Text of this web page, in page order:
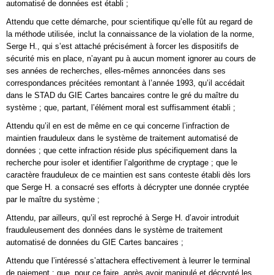
automatisé de données est établi ;
Attendu que cette démarche, pour scientifique qu’elle fût au regard de
la méthode utilisée, inclut la connaissance de la violation de la norme,
Serge H., qui s’est attaché précisément à forcer les dispositifs de
sécurité mis en place, n’ayant pu à aucun moment ignorer au cours de
ses années de recherches, elles-mêmes annoncées dans ses
correspondances précitées remontant à l’année 1993, qu’il accédait
dans le STAD du GIE Cartes bancaires contre le gré du maître du
système ; que, partant, l’élément moral est suffisamment établi ;
Attendu qu’il en est de même en ce qui concerne l’infraction de
maintien frauduleux dans le système de traitement automatisé de
données ; que cette infraction réside plus spécifiquement dans la
recherche pour isoler et identifier l’algorithme de cryptage ; que le
caractère frauduleux de ce maintien est sans conteste établi dès lors
que Serge H. a consacré ses efforts à décrypter une donnée cryptée
par le maître du système ;
Attendu, par ailleurs, qu’il est reproché à Serge H. d’avoir introduit
frauduleusement des données dans le système de traitement
automatisé de données du GIE Cartes bancaires ;
Attendu que l’intéressé s’attachera effectivement à leurrer le terminal
de paiement ; que, pour ce faire, après avoir manipulé et décrypté les